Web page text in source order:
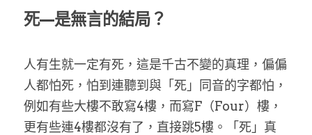
死—是無言的結局？
人有生就一定有死，這是千古不變的真理，偏偏
人都怕死，怕到連聽到與「死」同音的字都怕，
例如有些大樓不敢寫4樓，而寫F（Four）樓，
更有些連4樓都沒有了，直接跳5樓。「死」真